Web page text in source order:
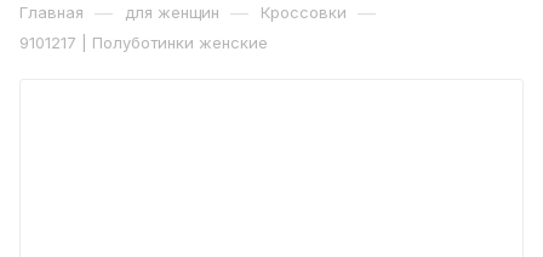
Главная — для женщин — Кроссовки —
9101217 | Полуботинки женские